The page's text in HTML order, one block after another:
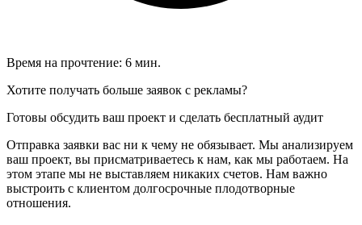
Время на прочтение: 6 мин.
Хотите получать больше заявок с рекламы?
Готовы обсудить ваш проект и сделать бесплатный аудит
Отправка заявки вас ни к чему не обязывает. Мы анализируем
ваш проект, вы присматриваетесь к нам, как мы работаем. На
этом этапе мы не выставляем никаких счетов. Нам важно
выстроить с клиентом долгосрочные плодотворные
отношения.